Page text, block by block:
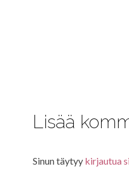
Lisää
Sinun täytyy kirjautua